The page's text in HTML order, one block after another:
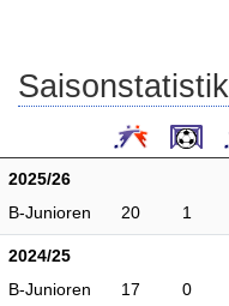
Saisonstatistik
2025/26
B-Junioren
20 1
2024/25
B-Junioren
17 0